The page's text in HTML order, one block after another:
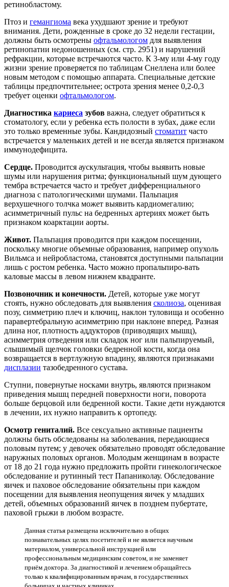
ретинобластому.
Птоз и гемангиома века ухудшают зрение и требуют
внимания. Дети, рожденные в сроке до 32 недели гестации,
должны быть осмотрены офтальмологом для выявления
ретинопатии недоношенных (см. стр. 2951) и нарушений
рефракции, которые встречаются часто. К 3-му или 4-му году
жизни зрение проверяется по таблицам Снеллена или более
новым методом с помощью аппарата. Специальные детские
таблицы предпочтительнее; острота зрения менее 0,2-0,3
требует оценки офтальмологом.
Диагностика кариеса зубов важна, следует обратиться к
стоматологу, если у ребенка есть полости в зубах, даже если
это только временные зубы. Кандидозный стоматит часто
встречается у маленьких детей и не всегда является признаком
иммунодефицита.
Сердце. Проводится аускультация, чтобы выявить новые
шумы или нарушения ритма; функциональный шум дующего
тембра встречается часто и требует дифференциального
диагноза с патологическими шумами. Пальпация
верхушечного толчка может выявить кардиомегалию;
асимметричный пульс на бедренных артериях может быть
признаком коарктации аорты.
Живот. Пальпация проводится при каждом посещении,
поскольку многие объемные образования, например опухоль
Вильмса и нейробластома, становятся доступными пальпации
лишь с ростом ребенка. Часто можно пропальпиро-вать
каловые массы в левом нижнем квадранте.
Позвоночник и конечности. Детей, которые уже могут
стоять, нужно обследовать для выявления сколиоза, оценивая
позу, симметрию плеч и ключиц, наклон туловища и особенно
паравертебральную асимметрию при наклоне вперед. Разная
длина ног, плотность аддукторов (приводящих мышц),
асимметрия отведения или складок ног или пальпируемый,
слышимый щелчок головки бедренной кости, когда она
возвращается в вертлужную впадину, являются признаками
дисплазии тазобедренного сустава.
Ступни, повернутые носками внутрь, являются признаком
приведения мышц передней поверхности ноги, поворота
больше берцовой или бедренной кости. Такие дети нуждаются
в лечении, их нужно направить к ортопеду.
Осмотр гениталий. Все сексуально активные пациенты
должны быть обследованы на заболевания, передающиеся
половым путем; у девочек обязательно проводят обследование
наружных половых органов. Молодым женщинам в возрасте
от 18 до 21 года нужно предложить пройти гинекологическое
обследование и рутинный тест Папаниколау. Обследование
яичек и паховое обследование обязательны при каждом
посещении для выявления неопущения яичек у младших
детей, объемных образований яичек в позднем пубертате,
паховой грыжи в любом возрасте.
Данная статья размещена исключительно в общих
познавательных целях посетителей и не является научным
материалом, универсальной инструкцией или
профессиональным медицинским советом, и не заменяет
приём доктора. За диагностикой и лечением обращайтесь
только к квалифицированным врачам, в государственных